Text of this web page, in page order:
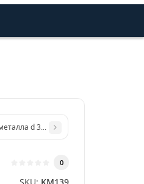
размер толщина 1,5 мм
металла d 300 мм диаметр толщина 2
0